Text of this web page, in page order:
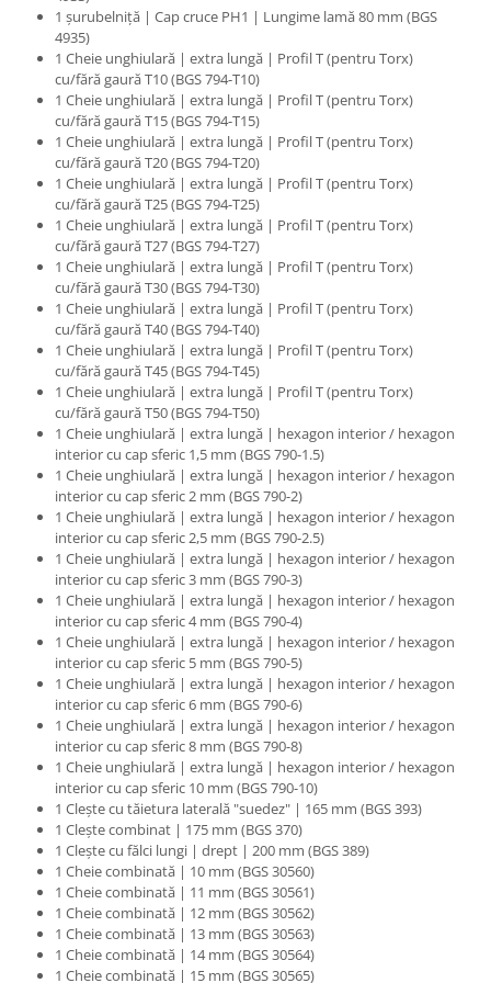
1 şurubelniţă | Cap cruce PH1 | Lungime lamă 80 mm (BGS
4935)
1 Cheie unghiulară | extra lungă | Profil T (pentru Torx)
cu/fără gaură T10 (BGS 794-T10)
1 Cheie unghiulară | extra lungă | Profil T (pentru Torx)
cu/fără gaură T15 (BGS 794-T15)
1 Cheie unghiulară | extra lungă | Profil T (pentru Torx)
cu/fără gaură T20 (BGS 794-T20)
1 Cheie unghiulară | extra lungă | Profil T (pentru Torx)
cu/fără gaură T25 (BGS 794-T25)
1 Cheie unghiulară | extra lungă | Profil T (pentru Torx)
cu/fără gaură T27 (BGS 794-T27)
1 Cheie unghiulară | extra lungă | Profil T (pentru Torx)
cu/fără gaură T30 (BGS 794-T30)
1 Cheie unghiulară | extra lungă | Profil T (pentru Torx)
cu/fără gaură T40 (BGS 794-T40)
1 Cheie unghiulară | extra lungă | Profil T (pentru Torx)
cu/fără gaură T45 (BGS 794-T45)
1 Cheie unghiulară | extra lungă | Profil T (pentru Torx)
cu/fără gaură T50 (BGS 794-T50)
1 Cheie unghiulară | extra lungă | hexagon interior / hexagon
interior cu cap sferic 1,5 mm (BGS 790-1.5)
1 Cheie unghiulară | extra lungă | hexagon interior / hexagon
interior cu cap sferic 2 mm (BGS 790-2)
1 Cheie unghiulară | extra lungă | hexagon interior / hexagon
interior cu cap sferic 2,5 mm (BGS 790-2.5)
1 Cheie unghiulară | extra lungă | hexagon interior / hexagon
interior cu cap sferic 3 mm (BGS 790-3)
1 Cheie unghiulară | extra lungă | hexagon interior / hexagon
interior cu cap sferic 4 mm (BGS 790-4)
1 Cheie unghiulară | extra lungă | hexagon interior / hexagon
interior cu cap sferic 5 mm (BGS 790-5)
1 Cheie unghiulară | extra lungă | hexagon interior / hexagon
interior cu cap sferic 6 mm (BGS 790-6)
1 Cheie unghiulară | extra lungă | hexagon interior / hexagon
interior cu cap sferic 8 mm (BGS 790-8)
1 Cheie unghiulară | extra lungă | hexagon interior / hexagon
interior cu cap sferic 10 mm (BGS 790-10)
1 Cleşte cu tăietura laterală "suedez" | 165 mm (BGS 393)
1 Cleşte combinat | 175 mm (BGS 370)
1 Cleşte cu fălci lungi | drept | 200 mm (BGS 389)
1 Cheie combinată | 10 mm (BGS 30560)
1 Cheie combinată | 11 mm (BGS 30561)
1 Cheie combinată | 12 mm (BGS 30562)
1 Cheie combinată | 13 mm (BGS 30563)
1 Cheie combinată | 14 mm (BGS 30564)
1 Cheie combinată | 15 mm (BGS 30565)